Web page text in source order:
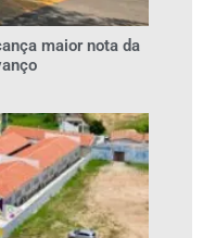
maior nota da